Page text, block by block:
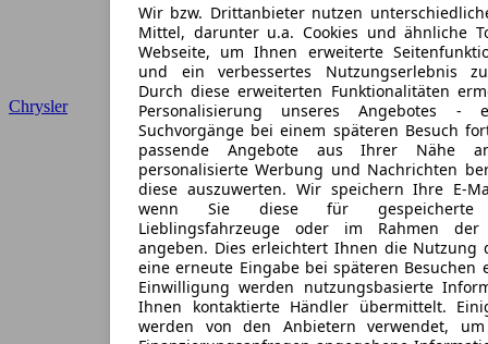
Wir bzw. Drittanbieter nutzen
Mittel, darunter u.a. Cookies und ähnliche
Webseite, um Ihnen erweiterte
und ein verbessertes Nutzungserlebnis
Durch diese erweiterten Funktionalitäten
Personalisierung unseres Angebotes
Suchvorgänge bei einem späteren Besuch
passende Angebote aus Ihrer Nähe
personalisierte Werbung und Nachrichten
diese auszuwerten. Wir speichern Ihre E-
wenn Sie diese für gespeicherte
Lieblingsfahrzeuge oder im Rahmen der
angeben. Dies erleichtert Ihnen die Nutzung
eine erneute Eingabe bei späteren
Einwilligung werden nutzungsbasierte
Ihnen kontaktierte Händler übermittelt.
werden von den Anbietern verwendet,
Chrysler